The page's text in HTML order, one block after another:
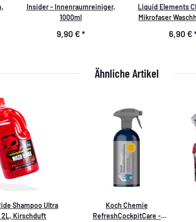
Insider - Innenraumreiniger,
1000ml
9,90 € *
Liquid Elements
Mikrofaser
6,90 €
Ähnliche Artikel
Shampoo Ultra
2L, Kirschduft
Koch Chemie
RefreshCockpitCare -